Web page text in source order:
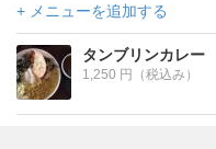
+ メニューを追加する
タンブリンカレー
1,250 円（税込み）